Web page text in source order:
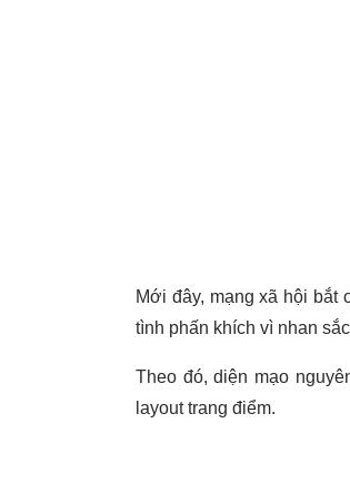
Mới đây, mạng xã hội bắt
tình phấn khích vì nhan
Theo đó, diện mạo
layout trang điểm.